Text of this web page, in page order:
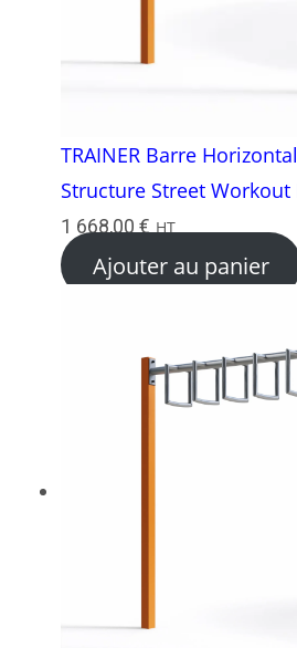
TRAINER Barre
Structure Street Workout
1 668,00€ HT
Ajouter au panier